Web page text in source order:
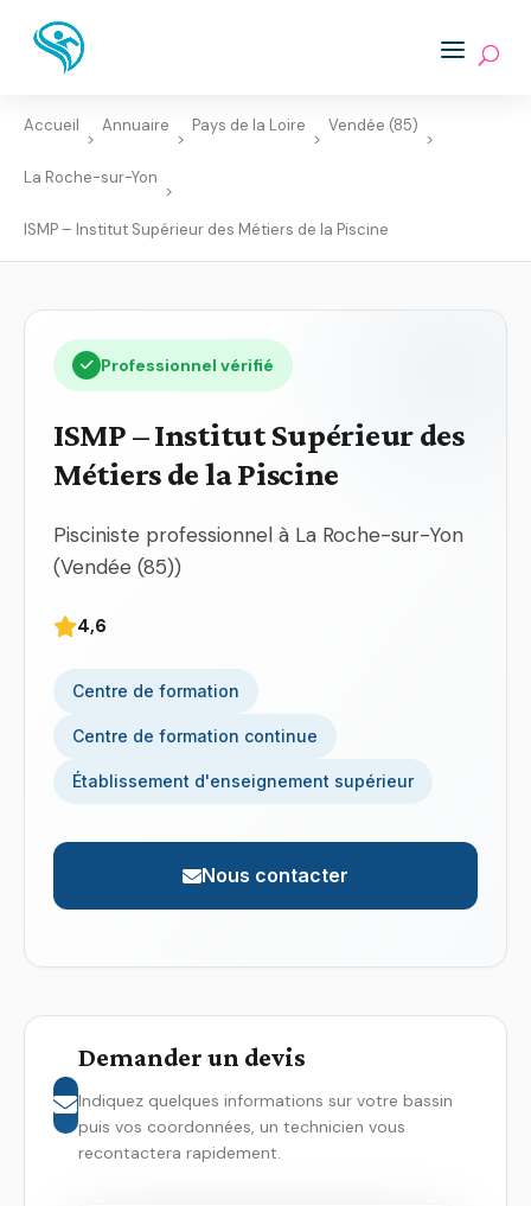
Accueil
>
Annuaire
>
Pays de la Loire
>
Vendée (85)
>
La Roche-sur-Yon
>
ISMP – Institut Supérieur des Métiers de la Piscine
Professionnel vérifié
ISMP – Institut Supérieur des
Métiers de la Piscine
Pisciniste professionnel à La Roche-sur-Yon
(Vendée (85))
4,6
Centre de formation
Centre de formation continue
Établissement d'enseignement supérieur
Nous contacter
Demander un devis
Indiquez quelques informations sur votre bassin
puis vos coordonnées, un technicien vous
recontactera rapidement.